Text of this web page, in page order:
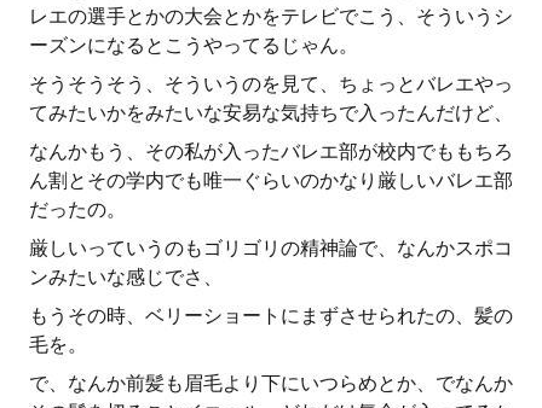
レエの選手とかの大会とかをテレビでこう、そういうシ
ーズンになるとこうやってるじゃん。
そうそうそう、そういうのを見て、ちょっとバレエやっ
てみたいかをみたいな安易な気持ちで入ったんだけど、
なんかもう、その私が入ったバレエ部が校内でももちろ
ん割とその学内でも唯一ぐらいのかなり厳しいバレエ部
だったの。
厳しいっていうのもゴリゴリの精神論で、なんかスポコ
ンみたいな感じでさ、
もうその時、ベリーショートにまずさせられたの、髪の
毛を。
で、なんか前髪も眉毛より下にいつらめとか、でなんか